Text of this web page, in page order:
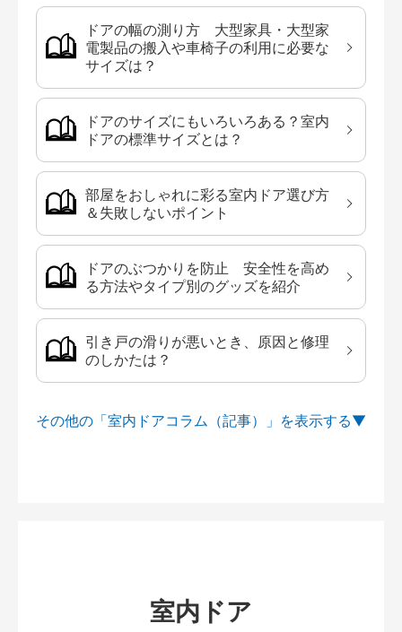
ドアの幅の測り方 大型家具・大型家
電製品の搬入や車椅子の利用に必要な
サイズは？
ドアのサイズにもいろいろある？室内
ドアの標準サイズとは？
部屋をおしゃれに彩る室内ドア選び方
＆失敗しないポイント
ドアのぶつかりを防止 安全性を高め
る方法やタイプ別のグッズを紹介
引き戸の滑りが悪いとき、原因と修理
のしかたは？
その他の「室内ドアコラム（記事）」を
室内ドア